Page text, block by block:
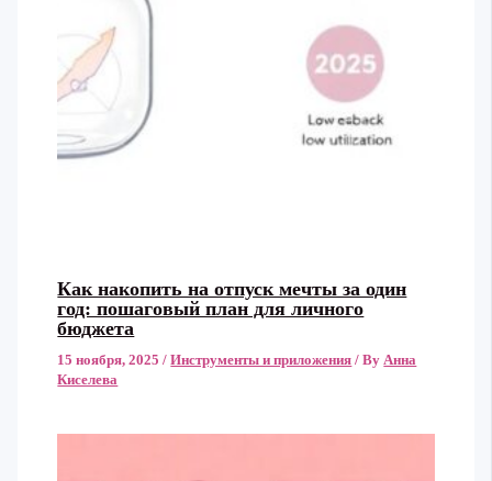
Как накопить на отпуск мечты за один
год: пошаговый план для личного
бюджета
15 ноября, 2025/Инструменты и приложения / ByАнна
Киселева